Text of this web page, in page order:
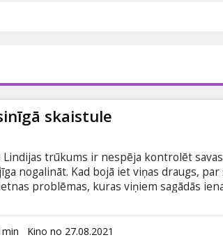
skaistule
Lindijas trūkums ir nespēja kontrolēt
nogalināt. Kad bojā iet viņas draugs,
problēmas, kuras viņiem sagādās
Kino no 27.08.2021